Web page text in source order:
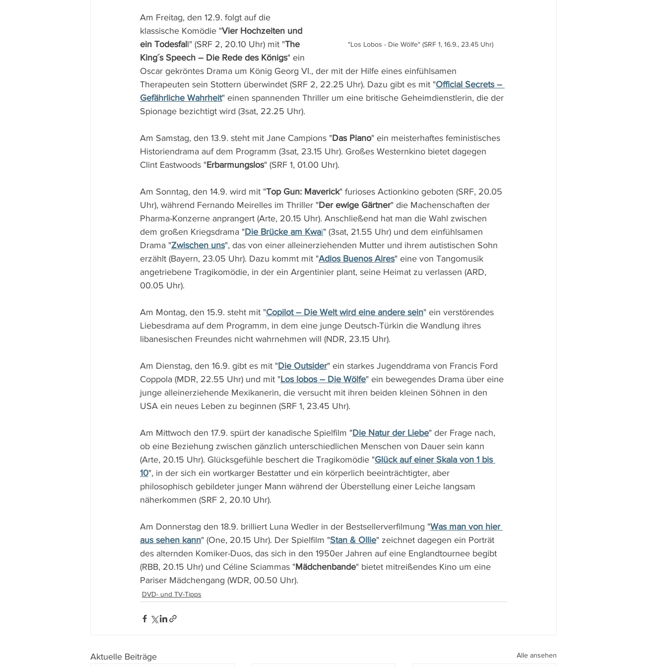
"Los Lobos - Die Wölfe" (SRF 1, 16.9., 23.45 Uhr)
Am Freitag, den 12.9. folgt auf die
klassische Komödie "Vier Hochzeiten und
ein Todesfall" (SRF 2, 20.10 Uhr) mit "The
King´s Speech – Die Rede des Königs" ein
Oscar gekröntes Drama um König Georg VI., der mit der Hilfe eines einfühlsamen
Therapeuten sein Stottern überwindet (SRF 2, 22.25 Uhr). Dazu gibt es mit "Official Secrets –
Gefährliche Wahrheit" einen spannenden Thriller um eine britische Geheimdienstlerin, die der
Spionage bezichtigt wird (3sat, 22.25 Uhr).
Am Samstag, den 13.9. steht mit Jane Campions "Das Piano" ein meisterhaftes feministisches
Historiendrama auf dem Programm (3sat, 23.15 Uhr). Großes Westernkino bietet dagegen
Clint Eastwoods "Erbarmungslos" (SRF 1, 01.00 Uhr).
Am Sonntag, den 14.9. wird mit "Top Gun: Maverick" furioses Actionkino geboten (SRF, 20.05
Uhr), während Fernando Meirelles im Thriller "Der ewige Gärtner" die Machenschaften der
Pharma-Konzerne anprangert (Arte, 20.15 Uhr). Anschließend hat man die Wahl zwischen
dem großen Kriegsdrama "Die Brücke am Kwai" (3sat, 21.55 Uhr) und dem einfühlsamen
Drama "Zwischen uns", das von einer alleinerziehenden Mutter und ihrem autistischen Sohn
erzählt (Bayern, 23.05 Uhr). Dazu kommt mit "Adios Buenos Aires" eine von Tangomusik
angetriebene Tragikomödie, in der ein Argentinier plant, seine Heimat zu verlassen (ARD,
00.05 Uhr).
Am Montag, den 15.9. steht mit "Copilot – Die Welt wird eine andere sein" ein verstörendes
Liebesdrama auf dem Programm, in dem eine junge Deutsch-Türkin die Wandlung ihres
libanesischen Freundes nicht wahrnehmen will (NDR, 23.15 Uhr).
Am Dienstag, den 16.9. gibt es mit "Die Outsider" ein starkes Jugenddrama von Francis Ford
Coppola (MDR, 22.55 Uhr) und mit "Los lobos – Die Wölfe" ein bewegendes Drama über eine
junge alleinerziehende Mexikanerin, die versucht mit ihren beiden kleinen Söhnen in den
USA ein neues Leben zu beginnen (SRF 1, 23.45 Uhr).
Am Mittwoch den 17.9. spürt der kanadische Spielfilm "Die Natur der Liebe" der Frage nach,
ob eine Beziehung zwischen gänzlich unterschiedlichen Menschen von Dauer sein kann
(Arte, 20.15 Uhr). Glücksgefühle beschert die Tragikomödie "Glück auf einer Skala von 1 bis
10", in der sich ein wortkarger Bestatter und ein körperlich beeinträchtigter, aber
philosophisch gebildeter junger Mann während der Überstellung einer Leiche langsam
näherkommen (SRF 2, 20.10 Uhr).
Am Donnerstag den 18.9. brilliert Luna Wedler in der Bestsellerverfilmung "Was man von hier
aus sehen kann" (One, 20.15 Uhr). Der Spielfilm "Stan & Ollie" zeichnet dagegen ein Porträt
des alternden Komiker-Duos, das sich in den 1950er Jahren auf eine Englandtournee begibt
(RBB, 20.15 Uhr) und Céline Sciammas "Mädchenbande" bietet mitreißendes Kino um eine
Pariser Mädchengang (WDR, 00.50 Uhr).
DVD- und TV-Tipps
Aktuelle Beiträge Alle ansehen